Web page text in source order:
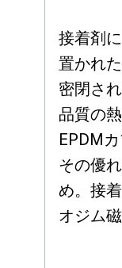
接着剤
置かれ
密閉さ
品質の
EPDM
その優
め。接
オジム